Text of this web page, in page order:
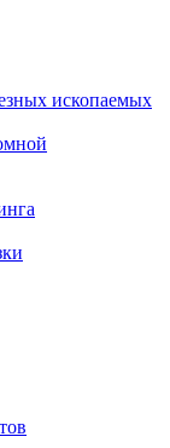
ископаемых